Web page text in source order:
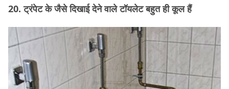
20. ट्रंपेट के जैसे दिखाई देने वाले टॉयलेट बहुत ही कूल हैं